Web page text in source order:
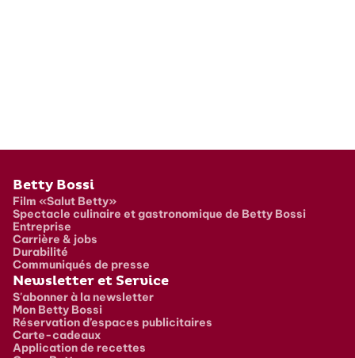
Pied de page
Betty Bossi
Film «Salut Betty»
Spectacle culinaire et gastronomique de Betty Bossi
Entreprise
Carrière & jobs
Durabilité
Communiqués de presse
Newsletter et Service
S'abonner à la newsletter
Mon Betty Bossi
Réservation d’espaces publicitaires
Carte-cadeaux
Application de recettes